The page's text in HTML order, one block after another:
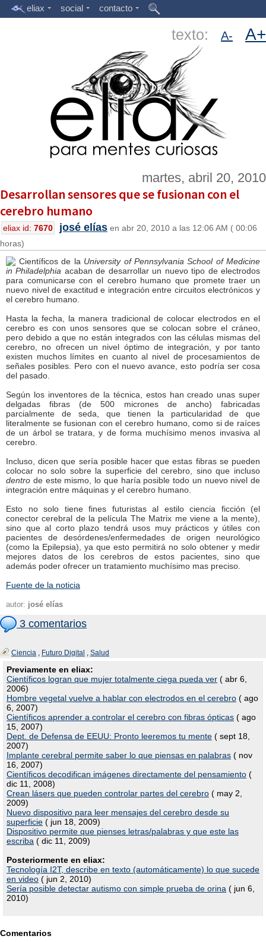
eliax social contacto
texto: A- A+
martes, abril 20, 2010
Desarrollan sensores que se fusionan con el
cerebro humano
eliax id: 7670 josé elías en abr 20, 2010 a las 12:06 AM ( 00:06
horas)
Científicos de la University of Pennsylvania School of Medicine
in Philadelphia acaban de desarrollar un nuevo tipo de electrodos
para comunicarse con el cerebro humano que promete traer un
nuevo nivel de exactitud e integración entre circuitos electrónicos y
el cerebro humano.
Hasta la fecha, la manera tradicional de colocar electrodos en el
cerebro es con unos sensores que se colocan sobre el cráneo,
pero debido a que no están integrados con las células mismas del
cerebro, no ofrecen un nivel óptimo de integración, y por tanto
existen muchos límites en cuanto al nivel de procesamientos de
señales posibles. Pero con el nuevo avance, esto podría ser cosa
del pasado.
Según los inventores de la técnica, estos han creado unas super
delgadas fibras (de 500 micrones de ancho) fabricadas
parcialmente de seda, que tienen la particularidad de que
literalmente se fusionan con el cerebro humano, como si de raíces
de un árbol se tratara, y de forma muchísimo menos invasiva al
cerebro.
Incluso, dicen que sería posible hacer que estas fibras se pueden
colocar no solo sobre la superficie del cerebro, sino que incluso
dentro de este mismo, lo que haría posible todo un nuevo nivel de
integración entre máquinas y el cerebro humano.
Esto no solo tiene fines futuristas al estilo ciencia ficción (el
conector cerebral de la película The Matrix me viene a la mente),
sino que al corto plazo tendrá usos muy prácticos y útiles con
pacientes de desórdenes/enfermedades de origen neurológico
(como la Epilepsia), ya que esto permitirá no solo obtener y medir
mejores datos de los cerebros de estos pacientes, sino que
además poder ofrecer un tratamiento muchísimo mas preciso.
Fuente de la noticia
autor: josé elías
3 comentarios
Ciencia , Futuro Digital , Salud
Previamente en eliax:
Científicos logran que mujer totalmente ciega pueda ver ( abr 6,
2006)
Hombre vegetal vuelve a hablar con electrodos en el cerebro ( ago
6, 2007)
Científicos aprender a controlar el cerebro con fibras ópticas ( ago
15, 2007)
Dept. de Defensa de EEUU: Pronto leeremos tu mente ( sept 18,
2007)
Implante cerebral permite saber lo que piensas en palabras ( nov
16, 2007)
Científicos decodifican imágenes directamente del pensamiento (
dic 11, 2008)
Crean lásers que pueden controlar partes del cerebro ( may 2,
2009)
Nuevo dispositivo para leer mensajes del cerebro desde su
superficie ( jun 18, 2009)
Dispositivo permite que pienses letras/palabras y que este las
escriba ( dic 11, 2009)
Posteriormente en eliax:
Tecnología I2T, describe en texto (automáticamente) lo que sucede
en video ( jun 2, 2010)
Sería posible detectar autismo con simple prueba de orina ( jun 6,
2010)
Comentarios